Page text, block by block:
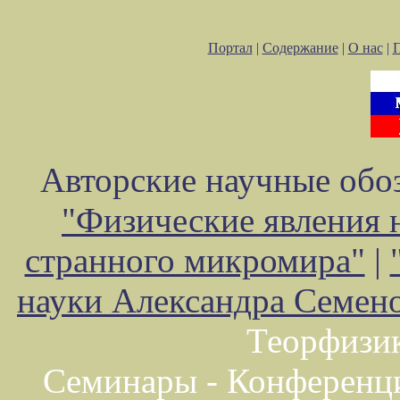
Портал| Содержание| О нас|
Авторские научные
"Физические явления
странного микромира" |
науки Александра
Семинары -